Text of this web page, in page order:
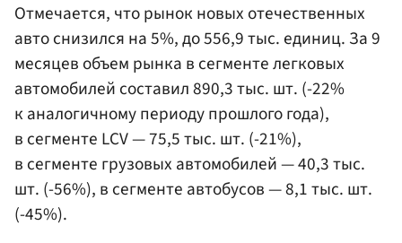
Отмечается, что рынок новых отечественных
авто снизился на 5%, до 556,9 тыс. единиц. За 9
месяцев объем рынка в сегменте легковых
автомобилей составил 890,3 тыс. шт. (-22%
к аналогичному периоду прошлого года),
в сегменте LCV — 75,5 тыс. шт. (-21%),
в сегменте грузовых автомобилей — 40,3 тыс.
шт. (-56%), в сегменте автобусов — 8,1 тыс. шт.
(-45%).